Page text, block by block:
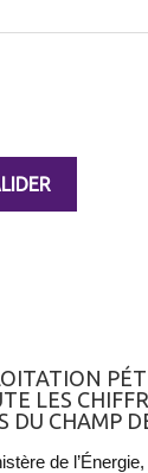
LES
DU CHAMP
de